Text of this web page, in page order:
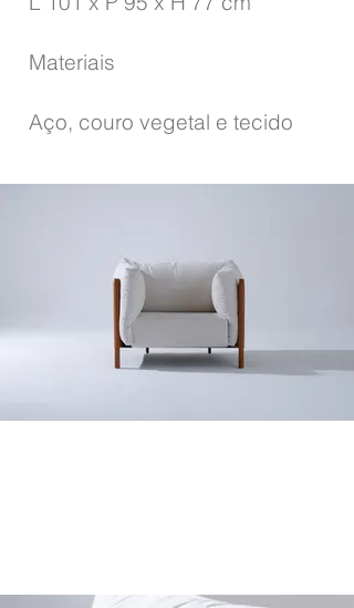
Materiais
Aço, couro vegetal e tecido